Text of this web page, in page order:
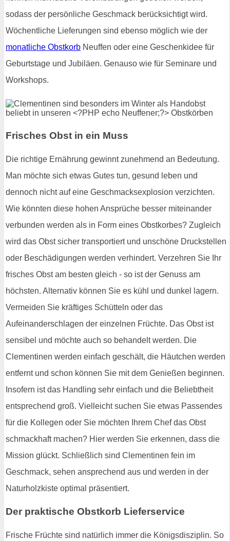
sodass der persönliche Geschmack berücksichtigt wird.
Wöchentliche Lieferungen sind ebenso möglich wie der
monatliche Obstkorb Neuffen oder eine Geschenkidee für
Geburtstage und Jubiläen. Genauso wie für Seminare und
Workshops.
Frisches Obst in ein Muss
Die richtige Ernährung gewinnt zunehmend an Bedeutung.
Man möchte sich etwas Gutes tun, gesund leben und
dennoch nicht auf eine Geschmacksexplosion verzichten.
Wie könnten diese hohen Ansprüche besser miteinander
verbunden werden als in Form eines Obstkorbes? Zugleich
wird das Obst sicher transportiert und unschöne Druckstellen
oder Beschädigungen werden verhindert. Verzehren Sie Ihr
frisches Obst am besten gleich - so ist der Genuss am
höchsten. Alternativ können Sie es kühl und dunkel lagern.
Vermeiden Sie kräftiges Schütteln oder das
Aufeinanderschlagen der einzelnen Früchte. Das Obst ist
sensibel und möchte auch so behandelt werden. Die
Clementinen werden einfach geschält, die Häutchen werden
entfernt und schon können Sie mit dem Genießen beginnen.
Insofern ist das Handling sehr einfach und die Beliebtheit
entsprechend groß. Vielleicht suchen Sie etwas Passendes
für die Kollegen oder Sie möchten Ihrem Chef das Obst
schmackhaft machen? Hier werden Sie erkennen, dass die
Mission glückt. Schließlich sind Clementinen fein im
Geschmack, sehen ansprechend aus und werden in der
Naturholzkiste optimal präsentiert.
Der praktische Obstkorb Lieferservice
Frische Früchte sind natürlich immer die Königsdisziplin. So